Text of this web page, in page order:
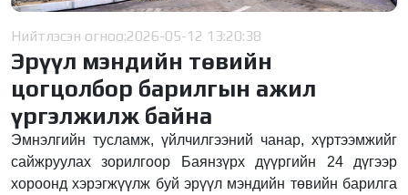
Нийтлэсэн огноо:2026-05-12 13:20:38
Эрүүл мэндийн төвийн
цогцолбор барилгын ажил
үргэлжилж байна
Эмнэлгийн тусламж, үйлчилгээний чанар, хүртээмжийг
сайжруулах зорилгоор Баянзүрх дүүргийн 24 дүгээр
хороонд хэрэгжүүлж буй эрүүл мэндийн төвийн барилга